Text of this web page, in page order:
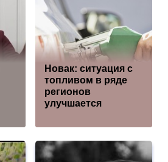
Новак: ситуация с
топливом в ряде
регионов
улучшается